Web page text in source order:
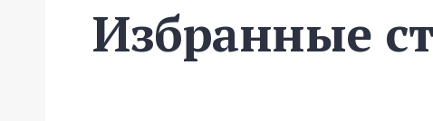
Избранные